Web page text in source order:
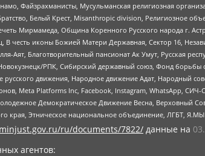
Файзрахманисты, Мусульманская религиозная
Белый Крест, Misanthropic division, Религиозное
Мирмамеда, Община Коренного Русского народа г.
В честь иконы Божией Матери Державная, Сектор 16,
Аят, Благотворительный пансионат Ак Умут, Русская
РПК, Сибирский державный союз, Фонд борьбы
движения, Народное движение Адат, Народный
Meta Platforms Inc, Facebook, Instagram, WhatsApp,
Демократическое Движение Весна, Верховный
края, Этническое национальное объединение, ЛГБТ,
ru/documents/7822/ данные на
агентов: